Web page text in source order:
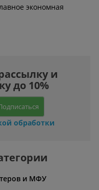
экономная
и
до 10%
обработки
и МФУ